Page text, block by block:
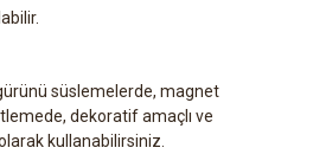
süslemelerde, magnet
dekoratif amaçlı ve
kullanabilirsiniz.